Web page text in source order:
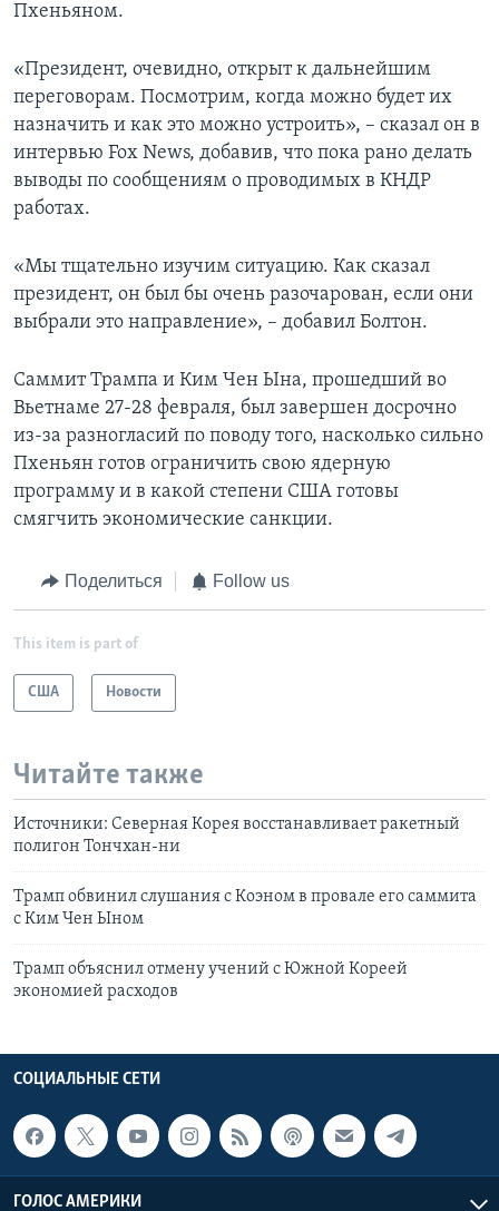
Пхеньяном.
«Президент, очевидно, открыт к дальнейшим
переговорам. Посмотрим, когда можно будет их
назначить и как это можно устроить», – сказал он в
интервью Fox News, добавив, что пока рано делать
выводы по сообщениям о проводимых в КНДР
работах.
«Мы тщательно изучим ситуацию. Как сказал
президент, он был бы очень разочарован, если они
выбрали это направление», – добавил Болтон.
Саммит Трампа и Ким Чен Ына, прошедший во
Вьетнаме 27-28 февраля, был завершен досрочно
из-за разногласий по поводу того, насколько сильно
Пхеньян готов ограничить свою ядерную
программу и в какой степени США готовы
смягчить экономические санкции.
Поделиться Follow us
This item is part of
США Новости
Читайте также
Источники: Северная Корея восстанавливает ракетный
полигон Тончхан-ни
Трамп обвинил слушания с Коэном в провале его саммита
с Ким Чен Ыном
Трамп объяснил отмену учений с Южной Кореей
экономией расходов
СОЦИАЛЬНЫЕ СЕТИ
ГОЛОС АМЕРИКИ